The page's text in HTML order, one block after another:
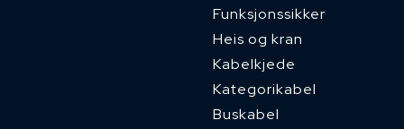
Funksjonssikker
Heis og kran
Kabelkjede
Kategorikabel
Buskabel